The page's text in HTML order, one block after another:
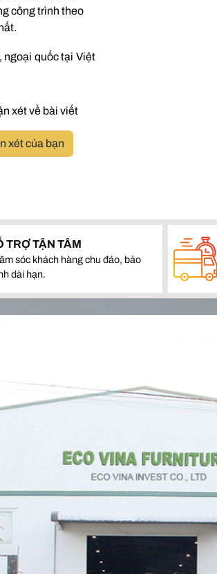
công trình theo
ngoại quốc tại Việt
xét về bài viết
xét của bạn
TRỢ TẬN TÂM
sóc khách hàng chu đáo, bảo
dài hạn.